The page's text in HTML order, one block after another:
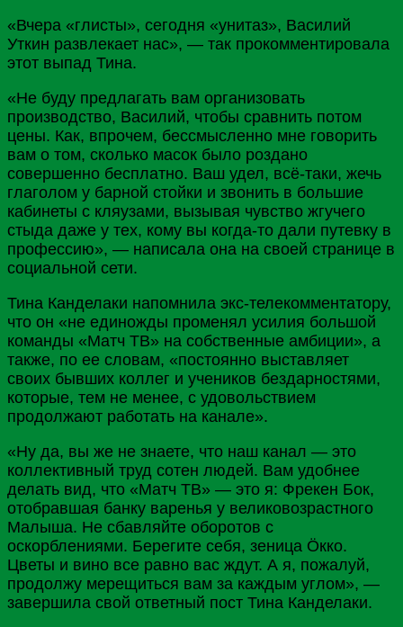
«Вчера «глисты», сегодня «унитаз», Василий
Уткин развлекает нас», — так прокомментировала
этот выпад Тина.
«Не буду предлагать вам организовать
производство, Василий, чтобы сравнить потом
цены. Как, впрочем, бессмысленно мне говорить
вам о том, сколько масок было роздано
совершенно бесплатно. Ваш удел, всё-таки, жечь
глаголом у барной стойки и звонить в большие
кабинеты с кляузами, вызывая чувство жгучего
стыда даже у тех, кому вы когда-то дали путевку в
профессию», — написала она на своей странице в
социальной сети.
Тина Канделаки напомнила экс-телекомментатору,
что он «не единожды променял усилия большой
команды «Матч ТВ» на собственные амбиции», а
также, по ее словам, «постоянно выставляет
своих бывших коллег и учеников бездарностями,
которые, тем не менее, с удовольствием
продолжают работать на канале».
«Ну да, вы же не знаете, что наш канал — это
коллективный труд сотен людей. Вам удобнее
делать вид, что «Матч ТВ» — это я: Фрекен Бок,
отобравшая банку варенья у великовозрастного
Малыша. Не сбавляйте оборотов с
оскорблениями. Берегите себя, зеница Öкко.
Цветы и вино все равно вас ждут. А я, пожалуй,
продолжу мерещиться вам за каждым углом», —
завершила свой ответный пост Тина Канделаки.